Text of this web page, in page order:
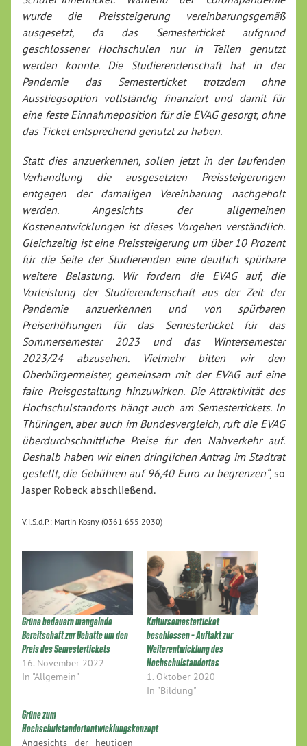
wurde die Preissteigerung vereinbarungsgemäß
ausgesetzt, da das Semesterticket aufgrund
geschlossener Hochschulen nur in Teilen genutzt
werden konnte. Die Studierendenschaft hat in der
Pandemie das Semesterticket trotzdem ohne
Ausstiegsoption vollständig finanziert und damit für
eine feste Einnahmeposition für die EVAG gesorgt, ohne
das Ticket entsprechend genutzt zu haben.
Statt dies anzuerkennen, sollen jetzt in der laufenden
Verhandlung die ausgesetzten Preissteigerungen
entgegen der damaligen Vereinbarung nachgeholt
werden. Angesichts der allgemeinen
Kostenentwicklungen ist dieses Vorgehen verständlich.
Gleichzeitig ist eine Preissteigerung um über 10 Prozent
für die Seite der Studierenden eine deutlich spürbare
weitere Belastung. Wir fordern die EVAG auf, die
Vorleistung der Studierendenschaft aus der Zeit der
Pandemie anzuerkennen und von spürbaren
Preiserhöhungen für das Semesterticket für das
Sommersemester 2023 und das Wintersemester
2023/24 abzusehen. Vielmehr bitten wir den
Oberbürgermeister, gemeinsam mit der EVAG auf eine
faire Preisgestaltung hinzuwirken. Die Attraktivität des
Hochschulstandorts hängt auch am Semestertickets. In
Thüringen, aber auch im Bundesvergleich, ruft die EVAG
überdurchschnittliche Preise für den Nahverkehr auf.
Deshalb haben wir einen dringlichen Antrag im Stadtrat
gestellt, die Gebühren auf 96,40 Euro zu begrenzen“, so
Jasper Robeck abschließend.
V.i.S.d.P.: Martin Kosny (0361 655 2030)
Grüne bedauern mangelnde
Bereitschaft zur Debatte um den
Preis des Semestertickets
16. November 2022
In "Allgemein"
Kultursemesterticket
beschlossen – Auftakt zur
Weiterentwicklung des
Hochschulstandortes
1. Oktober 2020
In "Bildung"
Grüne zum
Hochschulstandortentwicklungskonzept
Angesichts der heutigen